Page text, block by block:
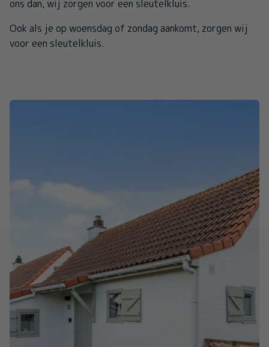
ons dan, wij zorgen voor een sleutelkluis.
Ook als je op woensdag of zondag aankomt, zorgen wij
voor een sleutelkluis.